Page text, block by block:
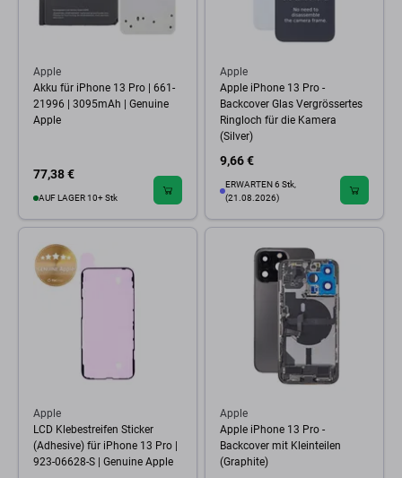
Apple
Akku für iPhone 13 Pro | 661-
21996 | 3095mAh | Genuine
Apple
77,38 €
AUF LAGER 10+ Stk
Apple
Apple iPhone 13 Pro -
Backcover Glas Vergrössertes
Ringloch für die Kamera
(Silver)
9,66 €
ERWARTEN 6 Stk,
(21.08.2026)
Apple
LCD Klebestreifen Sticker
(Adhesive) für iPhone 13 Pro |
923-06628-S | Genuine Apple
Apple
Apple iPhone 13 Pro -
Backcover mit Kleinteilen
(Graphite)